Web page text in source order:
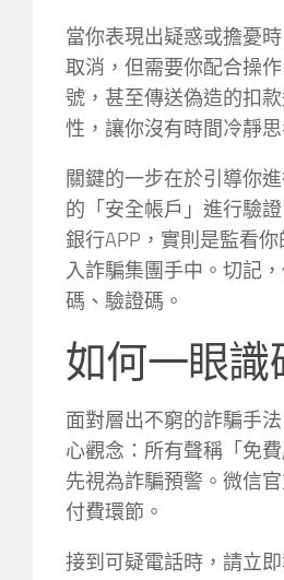
當你表現出疑惑或擔憂
取消，但需要你配合操
號，甚至傳送偽造的扣
性，讓你沒有時間冷靜
關鍵的一步在於引導你
的「安全帳戶」進行驗
銀行APP，實則是監看
入詐騙集團手中。切記
碼、驗證碼。
如何一眼識
面對層出不窮的詐騙手
心觀念：所有聲稱「免
先視為詐騙預警。微信
付費環節。
接到可疑電話時，請立